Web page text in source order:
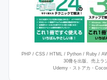
PHP / CSS / HTML / Python / Ruby /
30冊を出版、売上ラ
Udemy・ストアカ・